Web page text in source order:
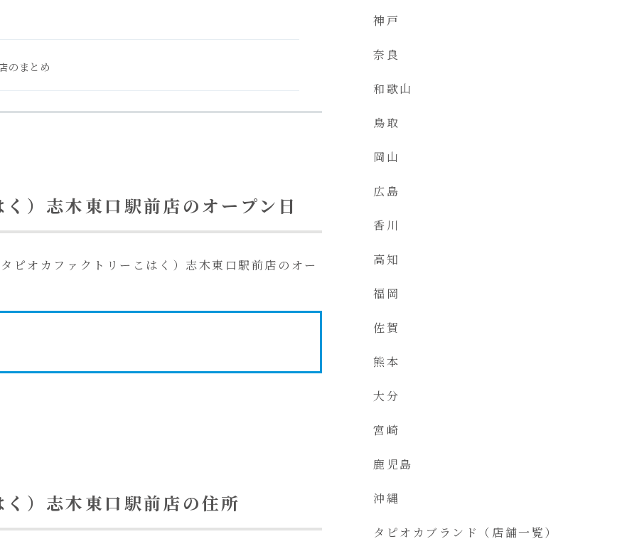
のまとめ
）志木東口駅前店のオープン日
タピオカファクトリーこはく）志木東口駅前店のオー
）志木東口駅前店の住所
神戸
奈良
和歌山
鳥取
岡山
広島
香川
高知
福岡
佐賀
熊本
大分
宮崎
鹿児島
沖縄
タピオカブランド（店舗一覧）